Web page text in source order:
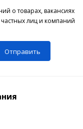
о товарах, вакансиях
частных лиц и компаний
Отправить